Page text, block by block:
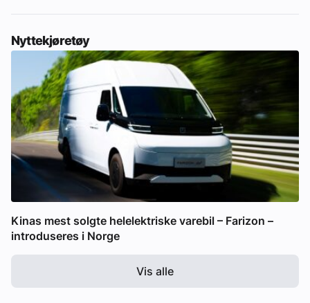
Nyttekjøretøy
Kinas mest solgte helelektriske varebil – Farizon –
introduseres i Norge
Vis alle